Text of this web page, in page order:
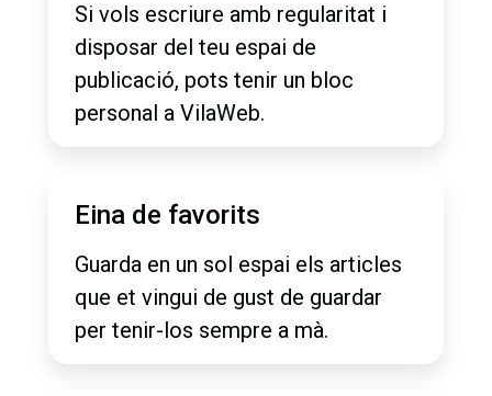
Si vols escriure amb regularitat i
disposar del teu espai de
publicació, pots tenir un bloc
personal a VilaWeb.
Eina de favorits
Guarda en un sol espai els articles
que et vingui de gust de guardar
per tenir-los sempre a mà.